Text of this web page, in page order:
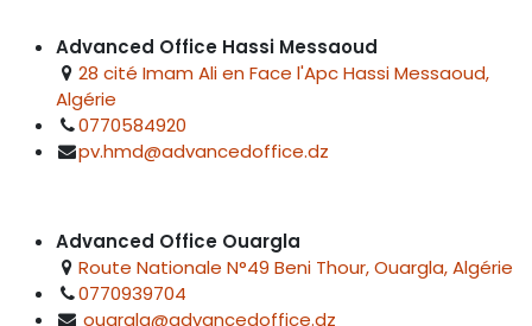
Advanced Office Hassi Messaoud
28 cité Imam Ali en Face l'Apc Hassi Messaoud,
Algérie
0770584920
pv.hmd@advancedoffice.dz
Advanced Office Ouargla
Route Nationale N°49 Beni Thour, Ouargla, Algérie
0770939704
ouargla@advancedoffice.dz